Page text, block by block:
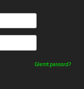
Glemt passord?